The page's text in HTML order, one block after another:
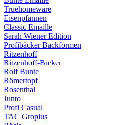
Truehomeware
Eisenpfannen
Classic Emaille
Sarah Wiener Edition
Profibäcker Backformen
Ritzenhoff
Ritzenhoff-Breker
Rolf Bunte
Römertopf
Rosenthal
Junto
Profi Casual
TAC Gropius